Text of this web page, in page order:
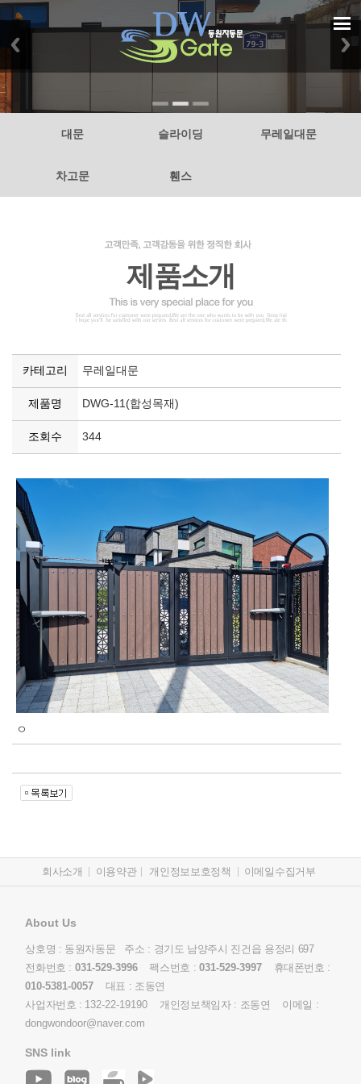
대문 슬라이딩 무레일대문
차고문 휀스
제품소개
카테고리 무레일대문
제품명 DWG-11(합성목재)
조회수 344
ㅇ
회사소개 이용약관 개인정보보호정책 이메일수집거부
About Us
상호명 : 동원자동문 주소 : 경기도 남양주시 진건읍 용정리 697
전화번호 : 031-529-3996팩스번호 : 031-529-3997휴대폰번호 :
010-5381-0057 대표 : 조동연
사업자번호 : 132-22-19190 개인정보책임자 : 조동연 이메일 :
dongwondoor@naver.com
SNS link